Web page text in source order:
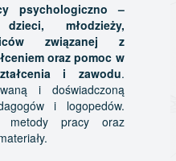
psychologiczno –
młodzieży,
związanej z
oraz pomoc w
i zawodu.
i doświadczoną
i logopedów.
metody pracy oraz